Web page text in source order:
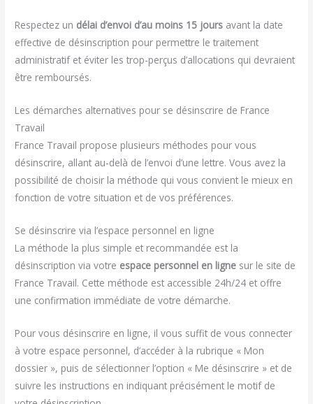
Respectez un délai d’envoi d’au moins 15 jours avant la date
effective de désinscription pour permettre le traitement
administratif et éviter les trop-perçus d’allocations qui devraient
être remboursés.
Les démarches alternatives pour se désinscrire de France
Travail
France Travail propose plusieurs méthodes pour vous
désinscrire, allant au-delà de l’envoi d’une lettre. Vous avez la
possibilité de choisir la méthode qui vous convient le mieux en
fonction de votre situation et de vos préférences.
Se désinscrire via l’espace personnel en ligne
La méthode la plus simple et recommandée est la
désinscription via votre espace personnel en ligne sur le site de
France Travail. Cette méthode est accessible 24h/24 et offre
une confirmation immédiate de votre démarche.
Pour vous désinscrire en ligne, il vous suffit de vous connecter
à votre espace personnel, d’accéder à la rubrique « Mon
dossier », puis de sélectionner l’option « Me désinscrire » et de
suivre les instructions en indiquant précisément le motif de